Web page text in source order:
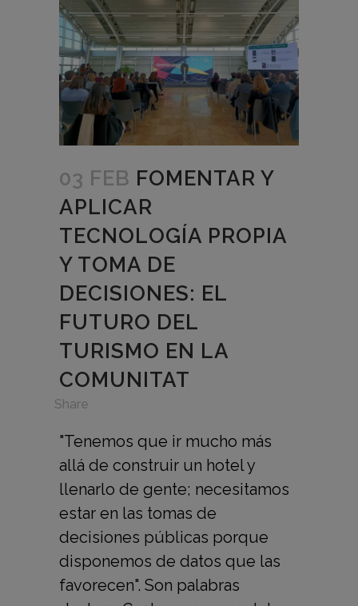
03 FEB FOMENTAR Y
APLICAR
TECNOLOGÍA PROPIA
Y TOMA DE
DECISIONES: EL
FUTURO DEL
TURISMO EN LA
COMUNITAT
Share
"Tenemos que ir mucho más
allá de construir un hotel y
llenarlo de gente; necesitamos
estar en las tomas de
decisiones públicas porque
disponemos de datos que las
favorecen". Son palabras